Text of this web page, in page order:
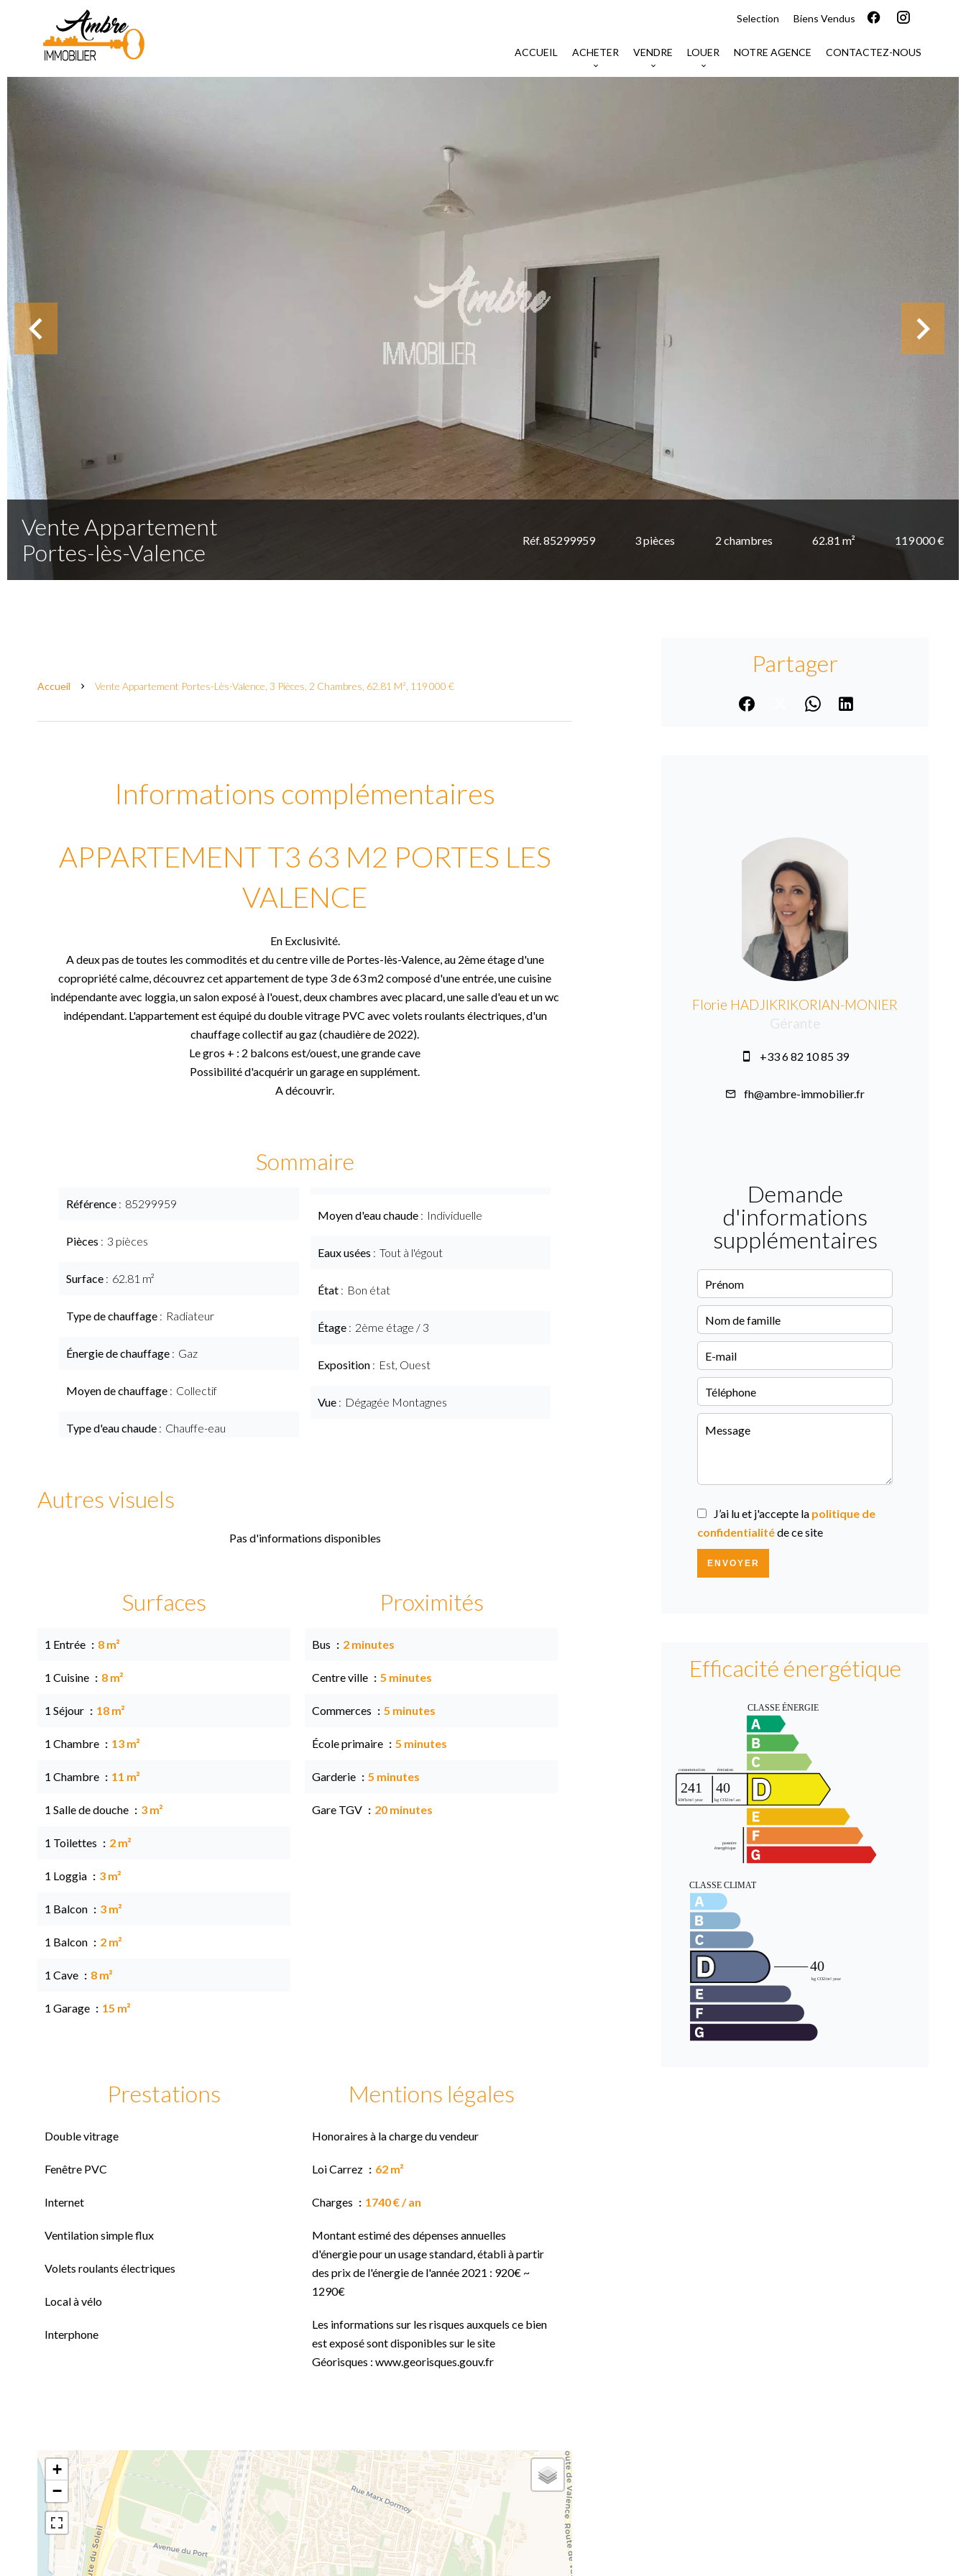
Selection Biens Vendus
ACCUEIL ACHETER VENDRE LOUER NOTRE AGENCE CONTACTEZ-NOUS
Vente Appartement
Portes-lès-Valence
Réf. 85299959 3 pièces 2 chambres 62.81 m² 119 000 €
Accueil Vente Appartement Portes-Lès-Valence, 3 Pièces, 2 Chambres, 62.81 M², 119 000 €
Informations complémentaires
APPARTEMENT T3 63 M2 PORTES LES
VALENCE
En Exclusivité.
A deux pas de toutes les commodités et du centre ville de Portes-lès-Valence, au 2ème étage d'une
copropriété calme, découvrez cet appartement de type 3 de 63 m2 composé d'une entrée, une cuisine
indépendante avec loggia, un salon exposé à l'ouest, deux chambres avec placard, une salle d'eau et un wc
indépendant. L'appartement est équipé du double vitrage PVC avec volets roulants électriques, d'un
chauffage collectif au gaz (chaudière de 2022).
Le gros + : 2 balcons est/ouest, une grande cave
Possibilité d'acquérir un garage en supplément.
A découvrir.
Sommaire
Référence 85299959
Pièces 3 pièces
Surface 62.81 m²
Type de chauffage Radiateur
Énergie de chauffage Gaz
Moyen de chauffage Collectif
Type d'eau chaude Chauffe-eau
Moyen d'eau chaude Individuelle
Eaux usées Tout à l'égout
État Bon état
Étage 2ème étage / 3
Exposition Est, Ouest
Vue Dégagée Montagnes
Autres visuels
Pas d'informations disponibles
Surfaces
1 Entrée 8 m²
1 Cuisine 8 m²
1 Séjour 18 m²
1 Chambre 13 m²
1 Chambre 11 m²
1 Salle de douche 3 m²
1 Toilettes 2 m²
1 Loggia 3 m²
1 Balcon 3 m²
1 Balcon 2 m²
1 Cave 8 m²
1 Garage 15 m²
Proximités
Bus 2 minutes
Centre ville 5 minutes
Commerces 5 minutes
École primaire 5 minutes
Garderie 5 minutes
Gare TGV 20 minutes
Prestations
Double vitrage
Fenêtre PVC
Internet
Ventilation simple flux
Volets roulants électriques
Local à vélo
Interphone
Mentions légales
Honoraires à la charge du vendeur
Loi Carrez 62 m²
Charges 1740 € / an
Montant estimé des dépenses annuelles
d'énergie pour un usage standard, établi à partir
des prix de l'énergie de l'année 2021 : 920€ ~
1290€
Les informations sur les risques auxquels ce bien
est exposé sont disponibles sur le site
Géorisques : www.georisques.gouv.fr
+
−
Partager
Florie HADJIKRIKORIAN-MONIER
+33 6 82 10 85 39
fh@ambre-immobilier.fr
Demande
d'informations
supplémentaires
J’ai lu et j'accepte la politique de
confidentialitéde ce site
ENVOYER
Efficacité énergétique